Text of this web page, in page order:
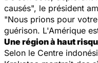
causés", le président
"Nous prions pour
guérison. L'Amérique
Une région à haut
Selon le Centre